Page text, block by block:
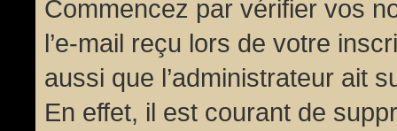
Commencez par vérifier vos
l’e-mail reçu lors de votre
aussi que l’administrateur ait
En effet, il est courant de